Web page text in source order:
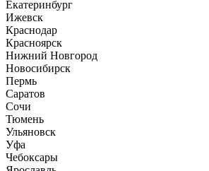
Екатеринбург
Ижевск
Краснодар
Красноярск
Нижний Новгород
Новосибирск
Пермь
Саратов
Сочи
Тюмень
Ульяновск
Уфа
Чебоксары